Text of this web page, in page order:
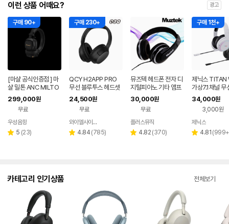
이런 상품 어때요? 광고
구매 90+
[마샬 공식인증점 ] 마
샬 밀톤 ANC MILTO
N A.N.C 블루투스 헤
드폰 / 소비코AV 정품
299,000원
무료
페이
우성음향
별 5 리
(23)
구매 230+
QCY H2APP PRO
무선 블루투스 헤드셋
AUX 국내정식 AS 블
랙
24,500원
무료
페이
와이엘사이언스
별 4.84 리
(785)
뮤즈텍 헤드폰 전자 디
지털피아노 기타 앰프
전자드럼 퓨어사운드
스튜디오 헤드셋
30,000원
무료
페이
플러스뮤직
별 4.82 리
(370)
구매 1천+
제닉스 TITAN
가상7.1채널 무
밍 헤드셋
34,000원
3,000원
제닉스
별 4.81 리
(999+
카테고리 인기상품 전체보기